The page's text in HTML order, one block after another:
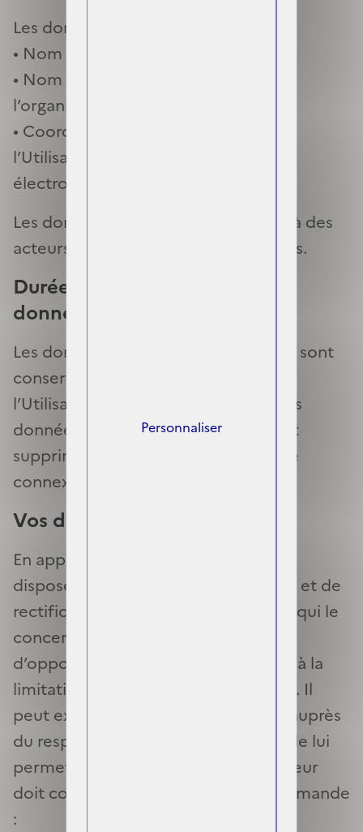
Personnaliser
Les données concernées sont :
• Nom et prénom de l’Utilisateur ;
• Nom et adresse du siège social de
l’organisme employeur ;
• Coordonnées professionnelles de
l’Utilisateur : adresse de courrier
électronique et téléphone.
Les données ne sont pas transmises à des
acteurs commerciaux ou publicitaires.
Durée de conservation des
données
Les données personnelles collectées sont
conservées tant que le compte de
l’Utilisateur est actif. Le compte et les
données personnelles associées sont
supprimées 18 mois après la dernière
connexion de l’Utilisateur.
Vos droits
En application du RGPD, l’Utilisateur
dispose d’un droit d’accès (article 15) et de
rectification (article 16) des données qui le
concernent, ainsi que d’un droit
d’opposition (article 21) et d’un droit à la
limitation des traitements (article 18). Il
peut exercer ces droits
auprès
du responsable de traitement. Afin de lui
permettre d’y donner suite, l’Utilisateur
doit communiquer à l’appui de sa demande
: